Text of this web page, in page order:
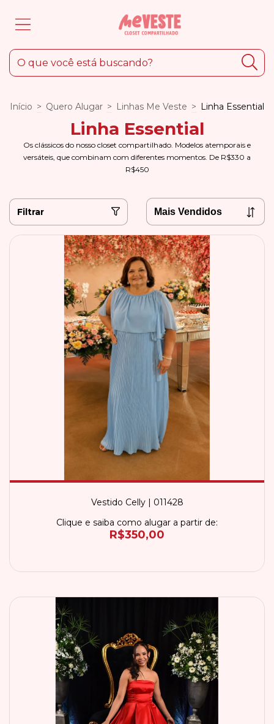
Início > Quero Alugar > Linhas Me Veste > Linha Essential
Linha Essential
Os clássicos do nosso closet compartilhado. Modelos atemporais e
versáteis, que combinam com diferentes momentos. De R$330 a
R$450
Filtrar
Vestido Celly | 011428
Clique e saiba como alugar a partir de:
R$350,00